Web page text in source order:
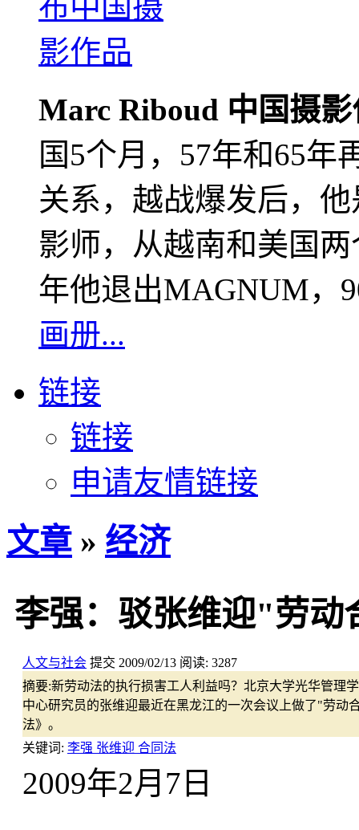
Marc Riboud 中国摄
国5个月，57年和65年
关系，越战爆发后，
影师，从越南和美国
年他退出MAGNUM，
画册...
链接
链接
申请友情链接
文章 » 经济
李强：驳张维迎"劳动
人文与社会 提交 2009/02/13 阅读: 3287
摘要:新劳动法的执行损害工人利益吗？北京大学光华管理
中心研究员的张维迎最近在黑龙江的一次会议上做了"劳动
法》。
关键词: 李强 张维迎 合同法
2009年2月7日